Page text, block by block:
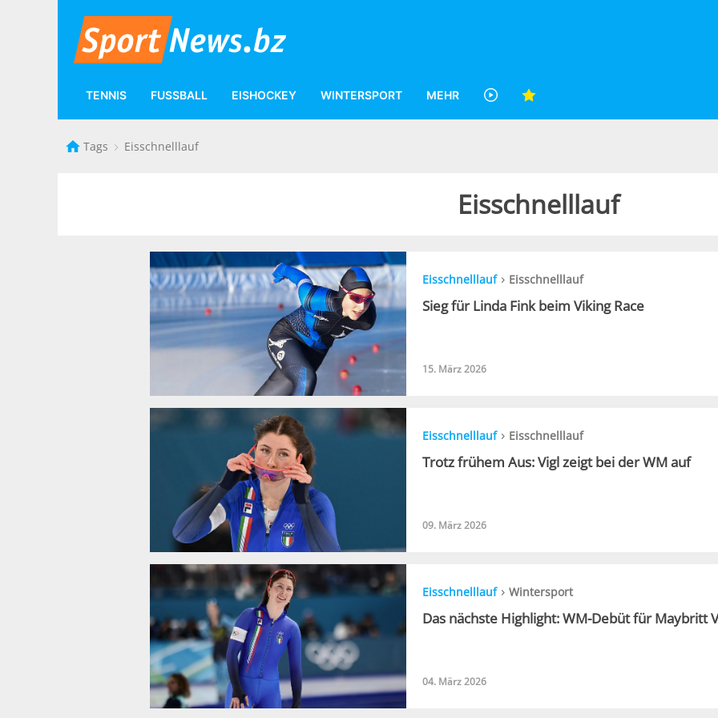
TENNIS FUSSBALL EISHOCKEY WINTERSPORT MEHR
Tags Eisschnelllauf
Eisschnelllauf
Eisschnelllauf› Eisschnelllauf
Sieg für Linda Fink beim Viking Race
15. März 2026
Eisschnelllauf› Eisschnelllauf
Trotz frühem Aus: Vigl zeigt bei der WM auf
09. März 2026
Eisschnelllauf› Wintersport
Das nächste Highlight: WM-Debüt für Maybritt
04. März 2026